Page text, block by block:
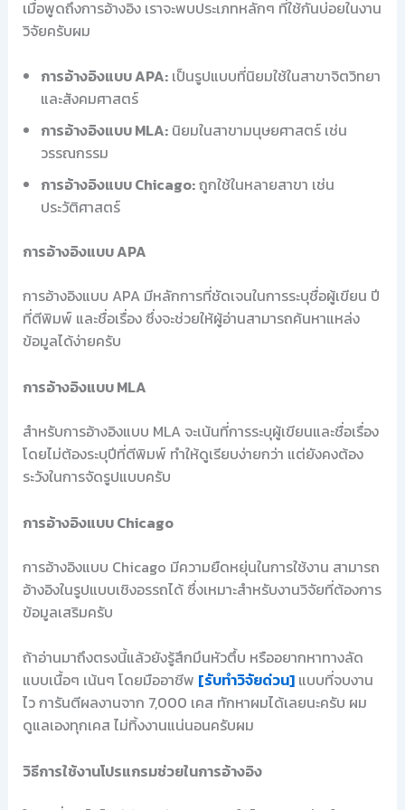
เมื่อพูดถึงการอ้างอิง เราจะพบประเภทหลักๆ ที่ใช้กันบ่อยในงาน
วิจัยครับผม
การอ้างอิงแบบ APA:เป็นรูปแบบที่นิยมใช้ในสาขาจิตวิทยา
และสังคมศาสตร์
การอ้างอิงแบบ MLA:นิยมในสาขามนุษยศาสตร์ เช่น
วรรณกรรม
การอ้างอิงแบบ Chicago:ถูกใช้ในหลายสาขา เช่น
ประวัติศาสตร์
การอ้างอิงแบบ APA
การอ้างอิงแบบ APA มีหลักการที่ชัดเจนในการระบุชื่อผู้เขียน ปี
ที่ตีพิมพ์ และชื่อเรื่อง ซึ่งจะช่วยให้ผู้อ่านสามารถค้นหาแหล่ง
ข้อมูลได้ง่ายครับ
การอ้างอิงแบบ MLA
สำหรับการอ้างอิงแบบ MLA จะเน้นที่การระบุผู้เขียนและชื่อเรื่อง
โดยไม่ต้องระบุปีที่ตีพิมพ์ ทำให้ดูเรียบง่ายกว่า แต่ยังคงต้อง
ระวังในการจัดรูปแบบครับ
การอ้างอิงแบบ Chicago
การอ้างอิงแบบ Chicago มีความยืดหยุ่นในการใช้งาน สามารถ
อ้างอิงในรูปแบบเชิงอรรถได้ ซึ่งเหมาะสำหรับงานวิจัยที่ต้องการ
ข้อมูลเสริมครับ
ถ้าอ่านมาถึงตรงนี้แล้วยังรู้สึกมึนหัวตึ้บ หรืออยากหาทางลัด
แบบเนื้อๆ เน้นๆ โดยมืออาชีพ [รับทำวิจัยด่วน]แบบที่จบงาน
ไว การันตีผลงานจาก 7,000 เคส ทักหาผมได้เลยนะครับ ผม
ดูแลเองทุกเคส ไม่ทิ้งงานแน่นอนครับผม
วิธีการใช้งานโปรแกรมช่วยในการอ้างอิง